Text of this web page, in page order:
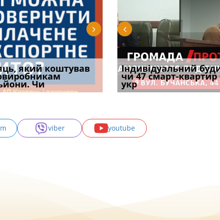
встановив для
шкоди
Документи, на яких не
проставляється
апостиль: пер
який коштував
Чи
Огляд практики ВС від
Ростислава Кравця, що
опублі
ТЦК при зміні
проживання:
судов
Індивідуальний
чи 47 смарт-квартир
укр
Восьмий ААС
підтвердив, що
може скас
viber youtube